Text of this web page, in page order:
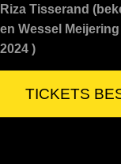
Riza Tisserand (
en Wessel Meijering
2024 )
TICKETS